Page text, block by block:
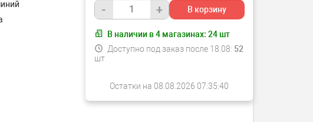
- + В корзину
В наличии в4 магазинах: 24 шт
Доступно под заказ после 18.08: 52
шт
Остатки на 08.08.2026 07:35:40